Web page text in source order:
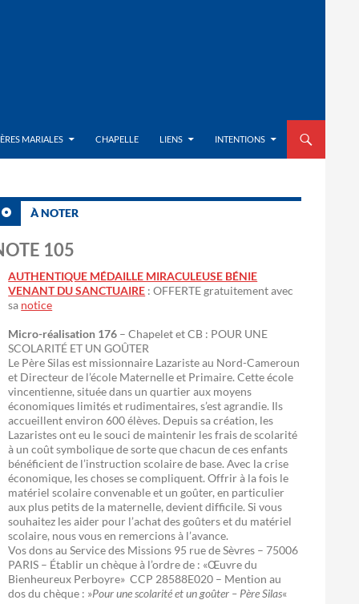
MARIALES
CHAPELLE LIENS INTENTIONS
À NOTER
105
AUTHENTIQUE MÉDAILLE MIRACULEUSE BÉNIE
VENANT DU SANCTUAIRE : OFFERTE gratuitement avec
sa notice
Micro-réalisation 176 – Chapelet et CB : POUR UNE
SCOLARITÉ ET UN GOÛTER
Le Père Silas est missionnaire Lazariste au Nord-Cameroun
et Directeur de l’école Maternelle et Primaire. Cette école
vincentienne, située dans un quartier aux moyens
économiques limités et rudimentaires, s’est agrandie. Ils
accueillent environ 600 élèves. Depuis sa création, les
Lazaristes ont eu le souci de maintenir les frais de scolarité
à un coût symbolique de sorte que chacun de ces enfants
bénéficient de l’instruction scolaire de base. Avec la crise
économique, les choses se compliquent. Offrir à la fois le
matériel scolaire convenable et un goûter, en particulier
aux plus petits de la maternelle, devient difficile. Si vous
souhaitez les aider pour l’achat des goûters et du matériel
scolaire, nous vous en remercions à l’avance.
Vos dons au Service des Missions 95 rue de Sèvres – 75006
PARIS – Établir un chèque à l’ordre de : «Œuvre du
Bienheureux Perboyre» CCP 28588E020 – Mention au
dos du chèque : »Pour une scolarité et un goûter – Père Silas«